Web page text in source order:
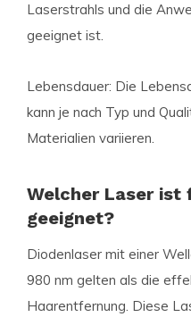
Laserstrahls und die
geeignet ist.
Lebensdauer: Die
kann je nach Typ und
Materialien variieren.
Welcher Laser ist
geeignet?
Diodenlaser mit einer
980 nm gelten als die
Haarentfernung. Diese